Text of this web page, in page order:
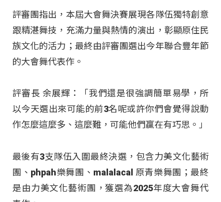
評審團指出，本屆大會舞決賽展現各隊伍獨特創意
跟精湛舞技，充滿力量與熱情的演出，彰顯原住民
族文化的活力；最終由評審團選出今年聯合豐年節
的大會舞代表作。
評審長 余展輝：「我們還是很強調簡單易學，所
以今天選出來可能的前3名呢或許你們會覺得說動
作怎麼這麼多、這麼難，可能他們贏在有巧思。」
最後有3支隊伍入圍最終決選，包含力美文化藝術
團、phpah樂舞團、malalacal 原青樂舞團；最終
是由力美文化藝術團，獲選為2025年度大會舞代